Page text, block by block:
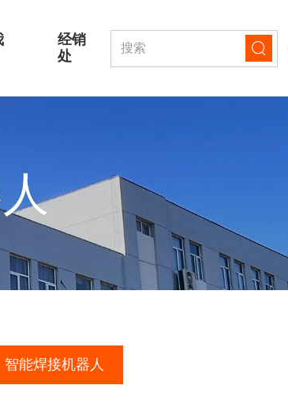
经销
处
智能焊接机器人